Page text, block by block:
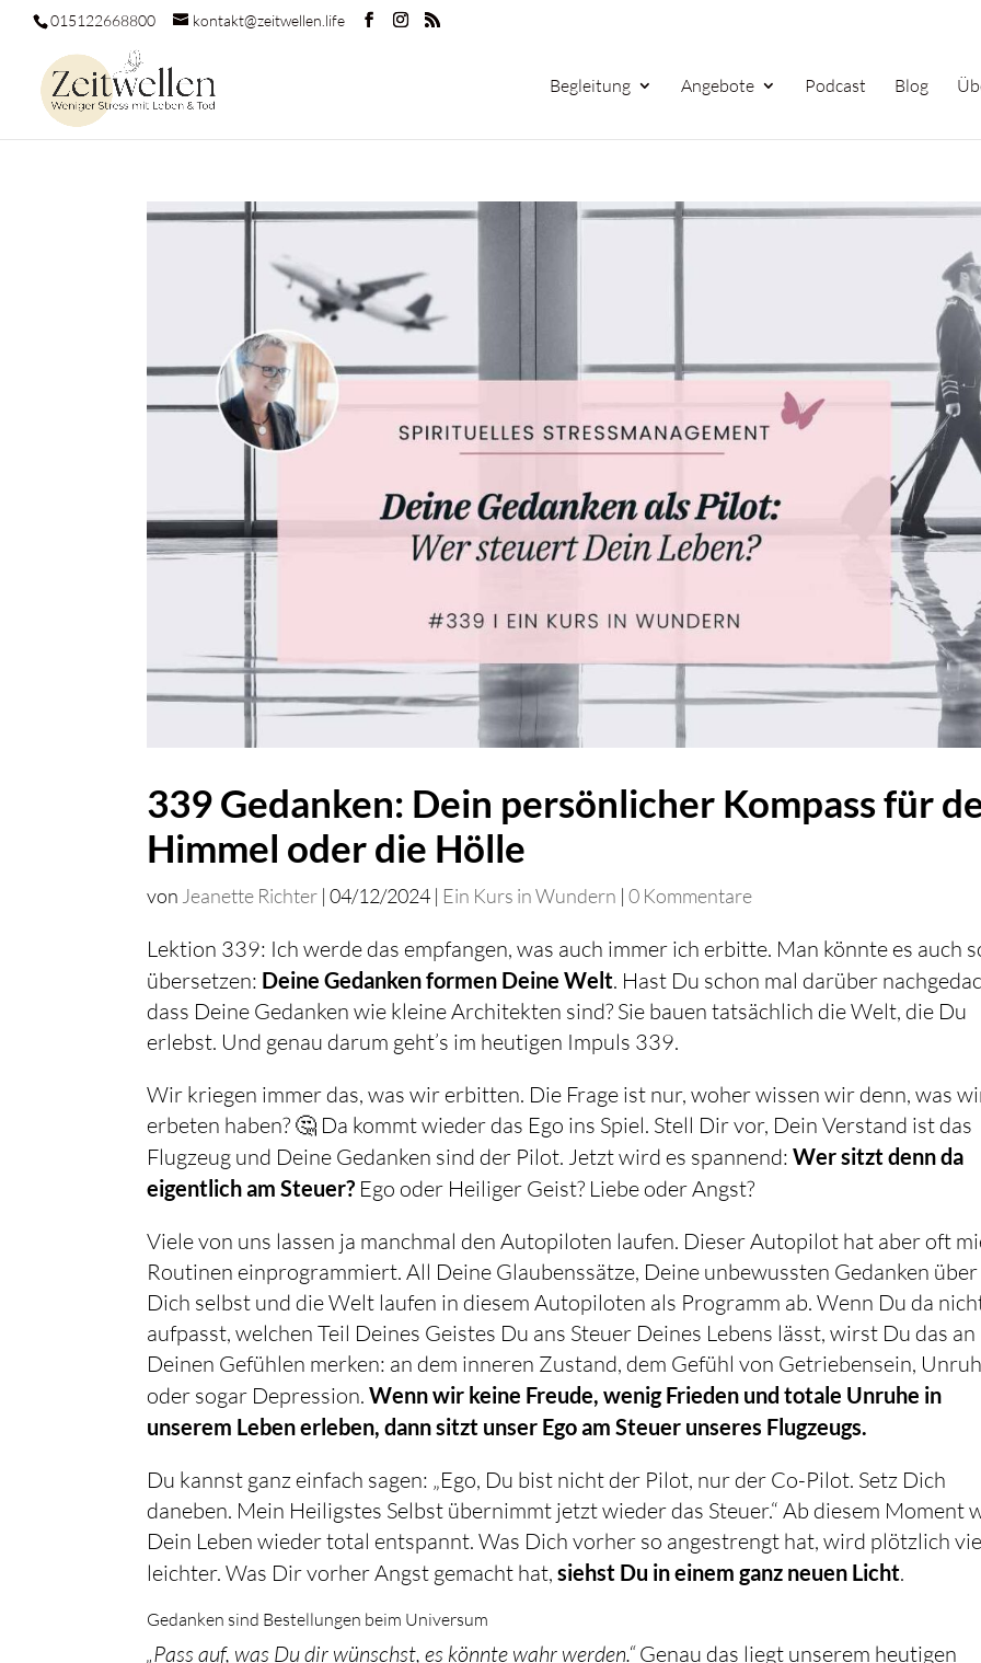
015122668800 kontakt@zeitwellen.life
Begleitung Angebote Podcast Blog
339 Gedanken: Dein persönlicher Kompass für
Himmel oder die Hölle
von Jeanette Richter |04/12/2024 | Ein Kurs in Wundern |0 Kommentare
Lektion 339: Ich werde das empfangen, was auch immer ich erbitte. Man könnte es auch
übersetzen: Deine Gedanken formen Deine Welt. Hast Du schon mal darüber
dass Deine Gedanken wie kleine Architekten sind? Sie bauen tatsächlich die Welt, die Du
erlebst. Und genau darum geht’s im heutigen Impuls 339.
Wir kriegen immer das, was wir erbitten. Die Frage ist nur, woher wissen wir denn, was
erbeten haben? 🤔 Da kommt wieder das Ego ins Spiel. Stell Dir vor, Dein Verstand ist das
Flugzeug und Deine Gedanken sind der Pilot. Jetzt wird es spannend:Wer sitzt denn da
eigentlich am Steuer? Ego oder Heiliger Geist? Liebe oder Angst?
Viele von uns lassen ja manchmal den Autopiloten laufen. Dieser Autopilot hat aber oft
Routinen einprogrammiert. All Deine Glaubenssätze, Deine unbewussten Gedanken über
Dich selbst und die Welt laufen in diesem Autopiloten als Programm ab. Wenn Du da
aufpasst, welchen Teil Deines Geistes Du ans Steuer Deines Lebens lässt, wirst Du das an
Deinen Gefühlen merken: an dem inneren Zustand, dem Gefühl von Getriebensein,
oder sogar Depression.Wenn wir keine Freude, wenig Frieden und totale Unruhe in
unserem Leben erleben, dann sitzt unser Ego am Steuer unseres Flugzeugs.
Du kannst ganz einfach sagen: „Ego, Du bist nicht der Pilot, nur der Co-Pilot. Setz Dich
daneben. Mein Heiligstes Selbst übernimmt jetzt wieder das Steuer.“ Ab diesem Moment
Dein Leben wieder total entspannt. Was Dich vorher so angestrengt hat, wird plötzlich
leichter. Was Dir vorher Angst gemacht hat,siehst Du in einem ganz neuen Licht.
Gedanken sind Bestellungen beim Universum
„Pass auf, was Du dir wünschst, es könnte wahr werden.“Genau das liegt unserem heutigen